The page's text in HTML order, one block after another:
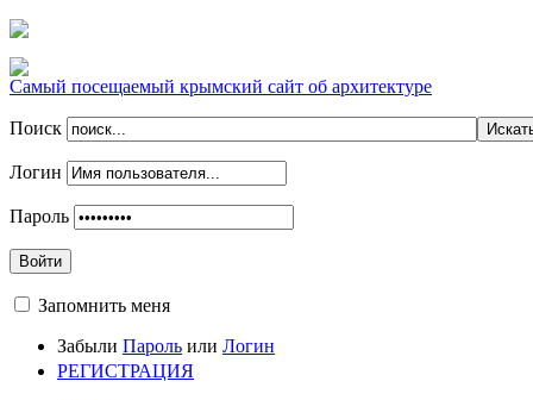
Самый посещаемый крымский сайт об архитектуре
Поиск
Логин
Пароль
Войти
Запомнить меня
Забыли Пароль или Логин
РЕГИСТРАЦИЯ